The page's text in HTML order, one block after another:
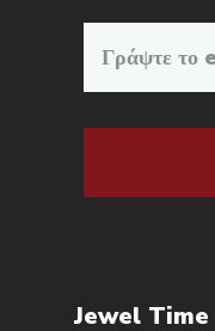
Jewel Time